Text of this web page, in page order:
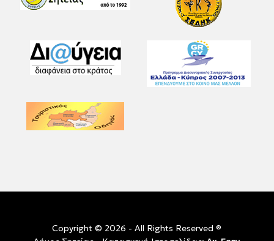
Copyright © 2026 - All Rights Reserved ®